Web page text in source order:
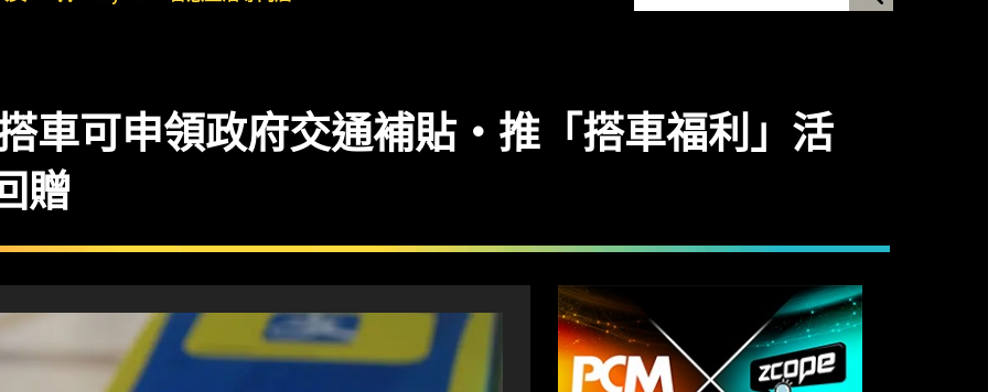
車可申領政府交通補貼・推「搭車福利」活
贈